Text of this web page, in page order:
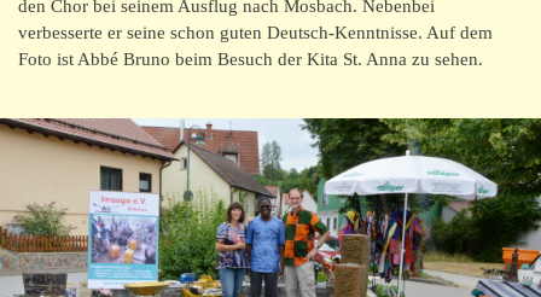
den Chor bei seinem Ausflug nach Mosbach. Nebenbei
verbesserte er seine schon guten Deutsch-Kenntnisse. Auf dem
Foto ist Abbé Bruno beim Besuch der Kita St. Anna zu sehen.